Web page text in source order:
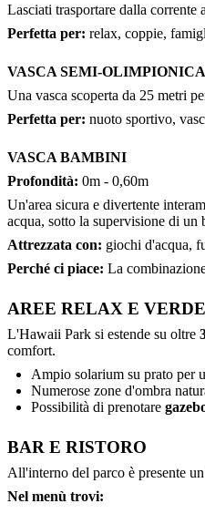
Lasciati trasportare dalla
Perfetta per: relax, coppie,
VASCA SEMI-OLIMPIONICA
Una vasca scoperta da 25 metri
Perfetta per: nuoto sportivo,
VASCA BAMBINI
Profondità: 0m - 0,60m
Un'area sicura e divertente
acqua, sotto la supervisione di un
Attrezzata con: giochi d'acqua,
Perché ci piace: La
AREE RELAX E VERDE
L'Hawaii Park si estende su oltre
comfort.
Ampio solarium su prato per
Numerose zone d'ombra
Possibilità di prenotare
BAR E RISTORO
All'interno del parco è presente un
Nel menù trovi: